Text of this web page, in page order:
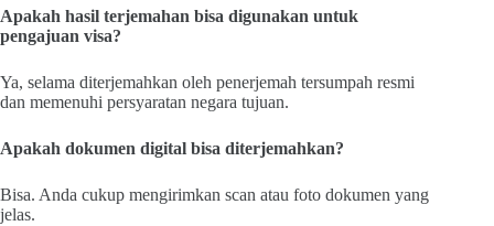
Apakah hasil terjemahan bisa digunakan untuk
pengajuan visa?
Ya, selama diterjemahkan oleh penerjemah tersumpah resmi
dan memenuhi persyaratan negara tujuan.
Apakah dokumen digital bisa diterjemahkan?
Bisa. Anda cukup mengirimkan scan atau foto dokumen yang
jelas.